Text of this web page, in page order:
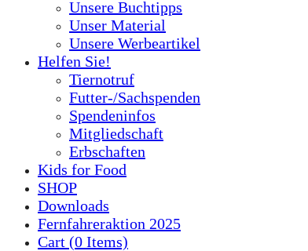
Unsere Buchtipps
Unser Material
Unsere Werbeartikel
Helfen Sie!
Tiernotruf
Futter-/Sachspenden
Spendeninfos
Mitgliedschaft
Erbschaften
Kids for Food
SHOP
Downloads
Fernfahreraktion 2025
Cart (0 Items)